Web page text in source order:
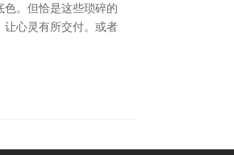
色。但恰是这些琐碎的
让心灵有所交付。或者